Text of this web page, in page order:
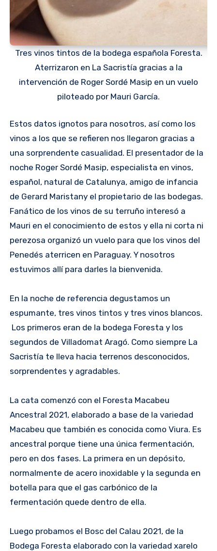
Tres vinos tintos de la bodega española Foresta.
Aterrizaron en La Sacristía gracias a la
intervención de Roger Sordé Masip en un vuelo
piloteado por Mauri García.
Estos datos ignotos para nosotros, así como los
vinos a los que se refieren nos llegaron gracias a
una sorprendente casualidad. El presentador de la
noche Roger Sordé Masip, especialista en vinos,
español, natural de Catalunya, amigo de infancia
de Gerard Maristany el propietario de las bodegas.
Fanático de los vinos de su terruño interesó a
Mauri en el conocimiento de estos y ella ni corta ni
perezosa organizó un vuelo para que los vinos del
Penedés aterricen en Paraguay. Y nosotros
estuvimos allí para darles la bienvenida.
En la noche de referencia degustamos un
espumante, tres vinos tintos y tres vinos blancos.
Los primeros eran de la bodega Foresta y los
segundos de Villadomat Aragó. Como siempre La
Sacristía te lleva hacia terrenos desconocidos,
sorprendentes y agradables.
La cata comenzó con el Foresta Macabeu
Ancestral 2021, elaborado a base de la variedad
Macabeu que también es conocida como Viura. Es
ancestral porque tiene una única fermentación,
pero en dos fases. La primera en un depósito,
normalmente de acero inoxidable y la segunda en
botella para que el gas carbónico de la
fermentación quede dentro de ella.
Luego probamos el Bosc del Calau 2021, de la
Bodega Foresta elaborado con la variedad xarelo